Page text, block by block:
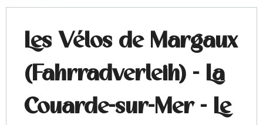
Les Vélos de Margaux
(Fahrradverleih) - La
Couarde-sur-Mer - Le